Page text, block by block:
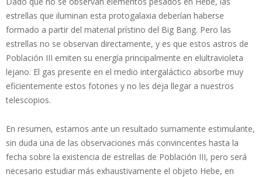
estrellas que iluminan esta protogalaxia deberían haberse
formado a partir del material prístino del Big Bang. Pero las
estrellas no se observan directamente, y es que estos astros de
Población III emiten su energía principalmente en elultravioleta
lejano. El gas presente en el medio intergaláctico absorbe muy
eficientemente estos fotones y no les deja llegar a nuestros
telescopios.
En resumen, estamos ante un resultado sumamente estimulante,
sin duda una de las observaciones más convincentes hasta la
fecha sobre la existencia de estrellas de Población III, pero será
necesario estudiar más exhaustivamente el objeto Hebe, en